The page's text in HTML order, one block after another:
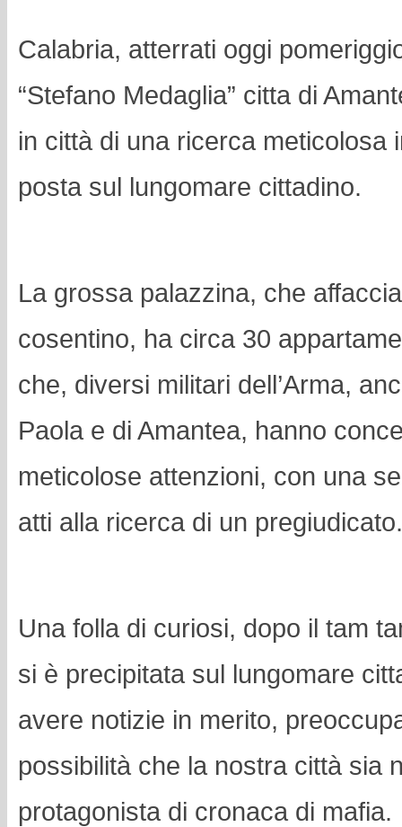
Calabria, atterrati oggi
“Stefano Medaglia” citta di
in città di una ricerca meticolosa
posta sul lungomare cittadino.
La grossa palazzina, che
cosentino, ha circa 30
che, diversi militari dell’Arma,
Paola e di Amantea, hanno
meticolose attenzioni, con una
atti alla ricerca di un pregiudicato.
Una folla di curiosi, dopo il tam
si è precipitata sul lungomare
avere notizie in merito,
possibilità che la nostra città sia
protagonista di cronaca di mafia.